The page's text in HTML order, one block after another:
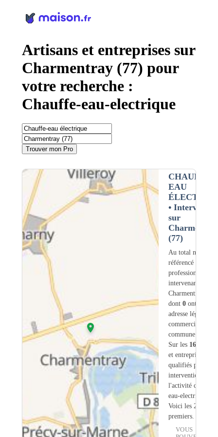
Artisans et entreprises sur
Charmentray (77) pour
votre recherche :
Chauffe-eau-electrique
Trouver mon Pro
CHAUFFE-
EAU
•
sur
(77)
Au total nous
référencé
professionnels
intervenant sur
Charmentray (77)
dont 0ont une
adresse légale ou
commerciale
commune.
Sur les 164
et entreprises
qualifiés pour une
intervention sur
l'activité chauffe-
eau-electrique.
Voici les 20
premiers.
VOUS